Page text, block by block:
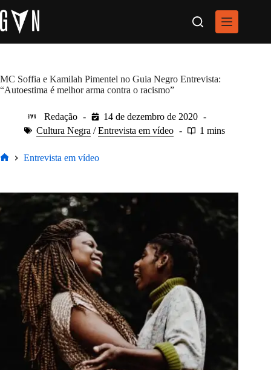
para
o
conteúdo
MC Soffia e Kamilah Pimentel no Guia Negro Entrevista:
“Autoestima é melhor arma contra o racismo”
Redação
14 de dezembro de 2020
Cultura Negra /Entrevista em vídeo 1 mins
Entrevista em vídeo